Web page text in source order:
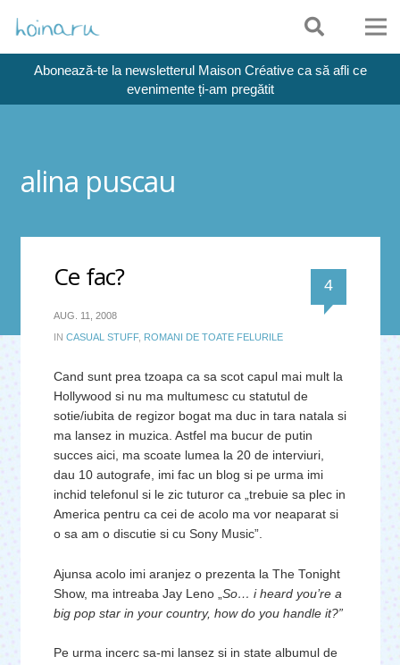
Abonează-te la newsletterul Maison Créative ca să afli ce
evenimente ți-am pregătit
alina puscau
Ce fac? 4
AUG. 11, 2008
IN CASUAL STUFF, ROMANI DE TOATE FELURILE
Cand sunt prea tzoapa ca sa scot capul mai mult la
Hollywood si nu ma multumesc cu statutul de
sotie/iubita de regizor bogat ma duc in tara natala si
ma lansez in muzica. Astfel ma bucur de putin
succes aici, ma scoate lumea la 20 de interviuri,
dau 10 autografe, imi fac un blog si pe urma imi
inchid telefonul si le zic tuturor ca „trebuie sa plec in
America pentru ca cei de acolo ma vor neaparat si
o sa am o discutie si cu Sony Music”.
Ajunsa acolo imi aranjez o prezenta la The Tonight
Show, ma intreaba Jay Leno „ So… i heard you’re a
big pop star in your country, how do you handle it?”
Pe urma incerc sa-mi lansez si in state albumul de